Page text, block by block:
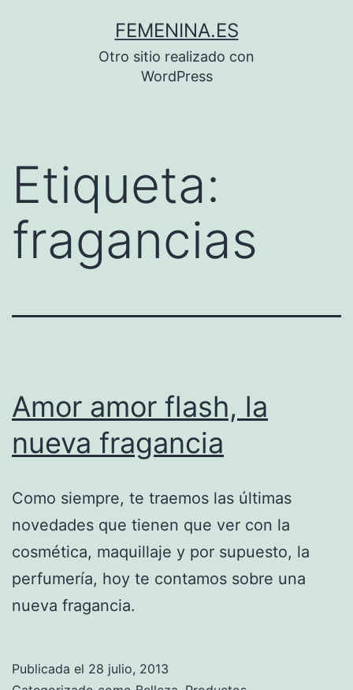
FEMENINA.ES
Otro sitio realizado con
WordPress
Etiqueta:
fragancias
Amor amor flash, la
nueva fragancia
Como siempre, te traemos las últimas
novedades que tienen que ver con la
cosmética, maquillaje y por supuesto, la
perfumería, hoy te contamos sobre una
nueva fragancia.
Publicada el 28 julio, 2013